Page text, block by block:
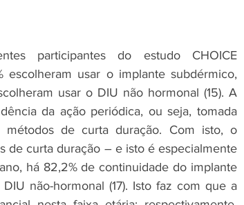
participantes do estudo CHOICE
escolheram usar o implante subdérmico,
usar o DIU não hormonal (15). A
da ação periódica, ou seja, tomada
de curta duração. Com isto, o
de curta duração – e isto é especialmente
há 82,2% de continuidade do implante
não-hormonal (17). Isto faz com que a